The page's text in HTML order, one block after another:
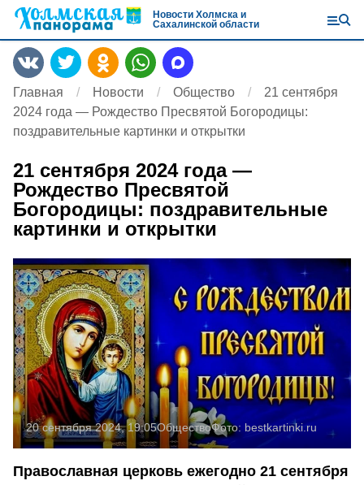
Новости Холмска и
Сахалинской области
Главная Новости Общество
21 сентября
2024 года — Рождество Пресвятой Богородицы:
поздравительные картинки и открытки
21 сентября 2024 года —
Рождество Пресвятой
Богородицы: поздравительные
картинки и открытки
20 сентября 2024, 19:05ОбществоФото: bestkartinki.ru
Православная церковь ежегодно 21 сентября